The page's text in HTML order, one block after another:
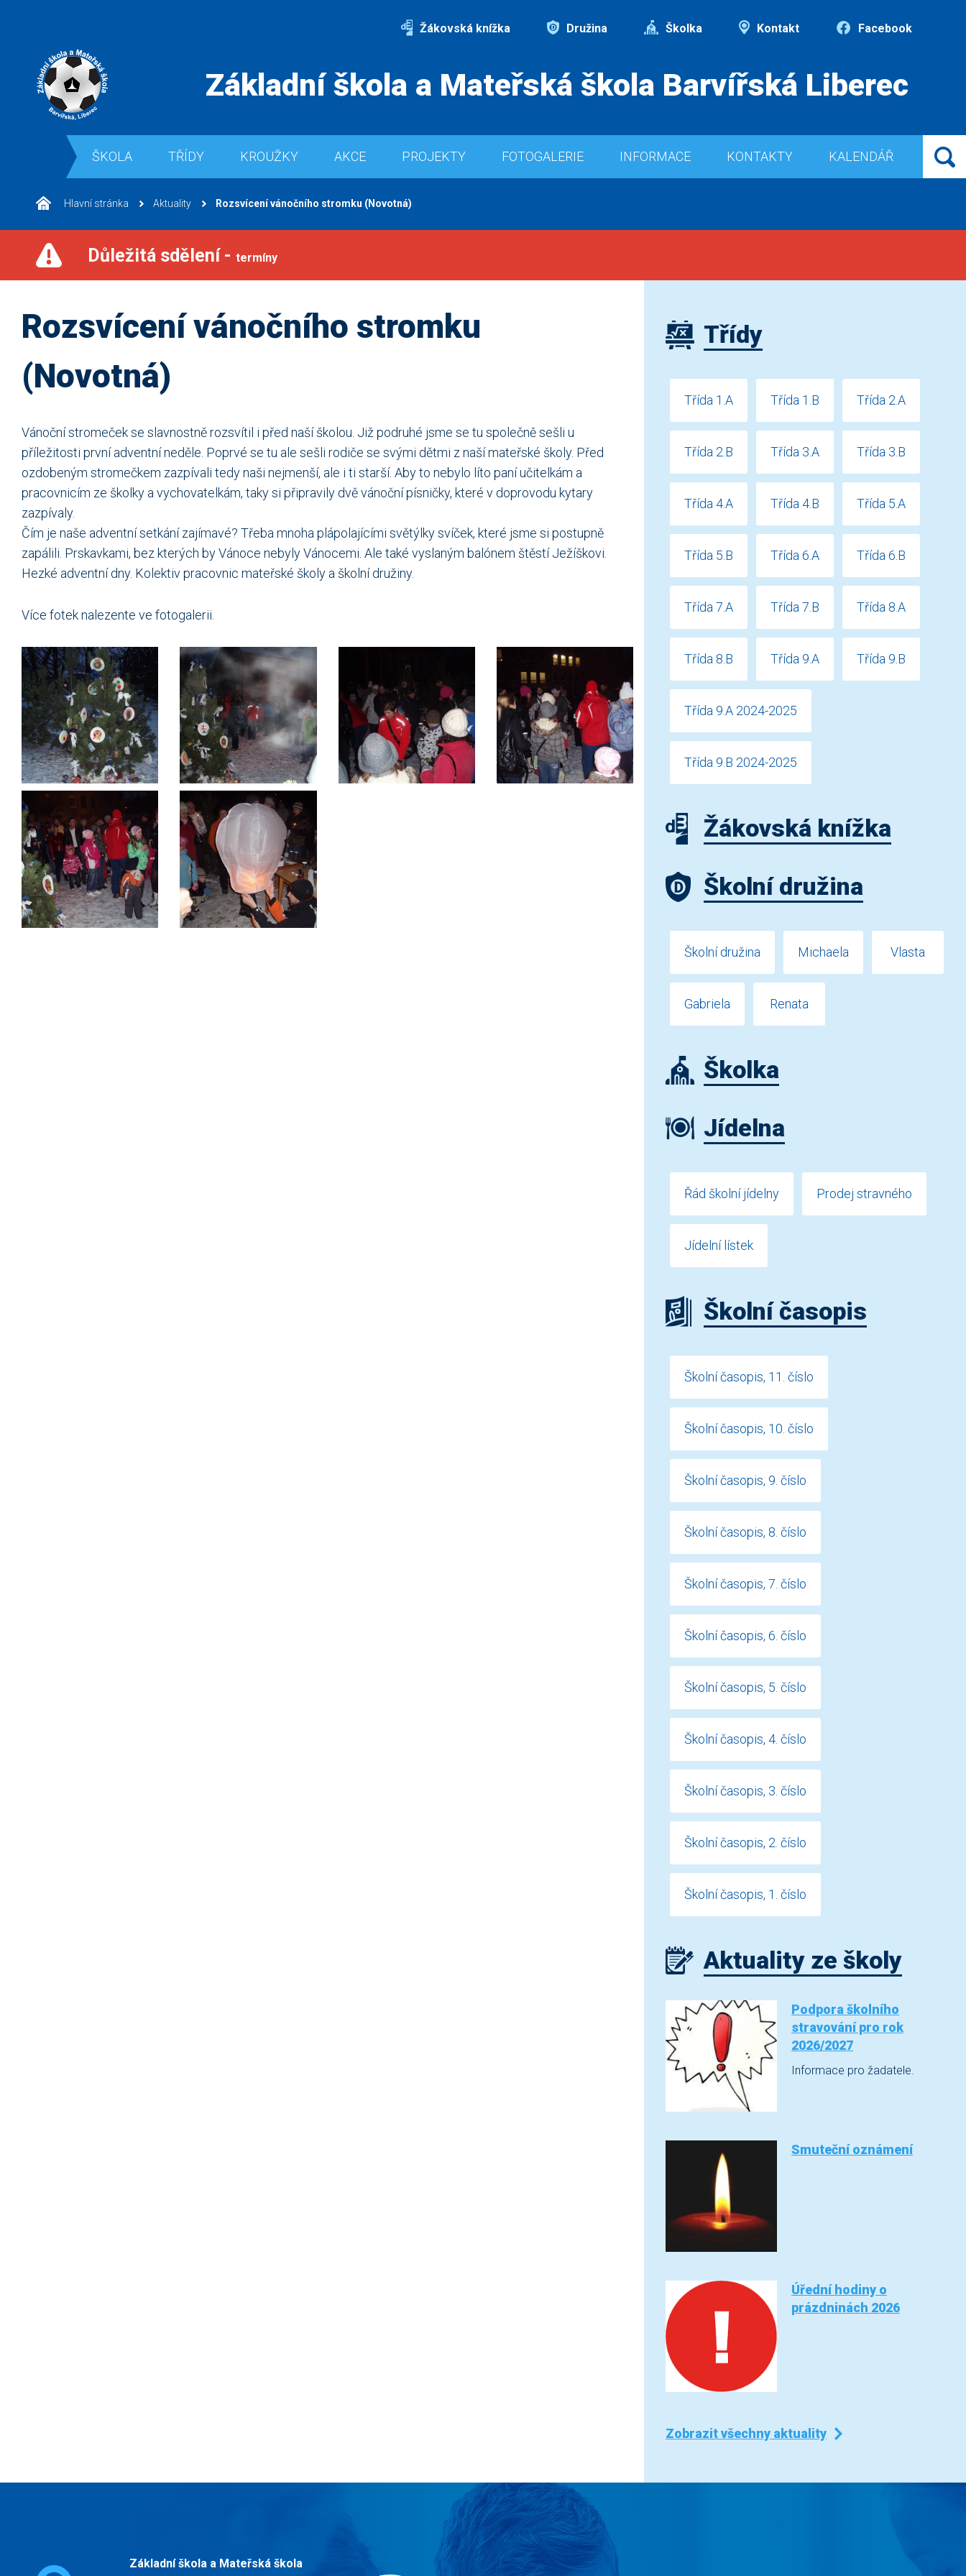
Žákovská knížka Družina Školka Kontakt Facebook
Základní škola a Mateřská škola Barvířská Liberec
ŠKOLA TŘÍDY KROUŽKY AKCE PROJEKTY FOTOGALERIE INFORMACE KONTAKTY KALENDÁŘ
Hlavní stránka Aktuality Rozsvícení vánočního stromku (Novotná)
Důležitá sdělení - termíny
Rozsvícení vánočního stromku
(Novotná)
Vánoční stromeček se slavnostně rozsvítil i před naší školou. Již podruhé jsme se tu společně sešli u
příležitosti první adventní neděle. Poprvé se tu ale sešli rodiče se svými dětmi z naší mateřské školy. Před
ozdobeným stromečkem zazpívali tedy naši nejmenší, ale i ti starší. Aby to nebylo líto paní učitelkám a
pracovnicím ze školky a vychovatelkám, taky si připravily dvě vánoční písničky, které v doprovodu kytary
zazpívaly.
Čím je naše adventní setkání zajímavé? Třeba mnoha plápolajícími světýlky svíček, které jsme si postupně
zapálili. Prskavkami, bez kterých by Vánoce nebyly Vánocemi. Ale také vyslaným balónem štěstí Ježíškovi.
Hezké adventní dny. Kolektiv pracovnic mateřské školy a školní družiny.
Více fotek nalezente ve fotogalerii.
Třídy
Třída 1.A Třída 1.B Třída 2.A
Třída 2.B Třída 3.A Třída 3.B
Třída 4.A Třída 4.B Třída 5.A
Třída 5.B Třída 6.A Třída 6.B
Třída 7.A Třída 7.B Třída 8.A
Třída 8.B Třída 9.A Třída 9.B
Třída 9.A 2024-2025
Třída 9.B 2024-2025
Žákovská knížka
Školní družina
Školní družina Michaela Vlasta
Gabriela Renata
Školka
Jídelna
Řád školní jídelny Prodej stravného
Jídelní lístek
Školní časopis
Školní časopis, 11. číslo
Školní časopis, 10. číslo
Školní časopis, 9. číslo
Školní časopis, 8. číslo
Školní časopis, 7. číslo
Školní časopis, 6. číslo
Školní časopis, 5. číslo
Školní časopis, 4. číslo
Školní časopis, 3. číslo
Školní časopis, 2. číslo
Školní časopis, 1. číslo
Aktuality ze školy
Podpora školního
stravování pro rok
2026/2027
Informace pro žadatele.
Smuteční oznámení
Úřední hodiny o
prázdninách 2026
Zobrazit všechny aktuality
Základní škola a Mateřská škola